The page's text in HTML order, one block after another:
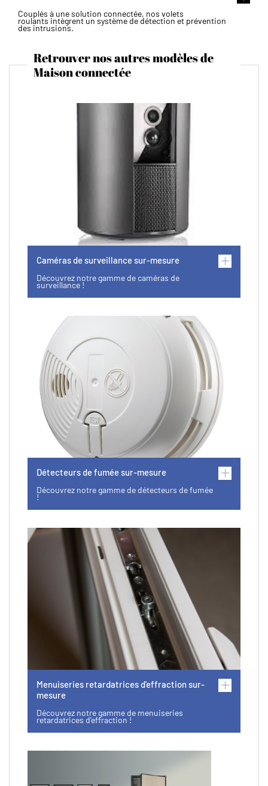
Couplés à une solution connectée, nos volets
roulants intègrent un système de détection et prévention
des intrusions.
Retrouver nos autres modèles de
Maison connectée
Caméras de surveillance sur-mesure
Découvrez notre gamme de caméras de
surveillance !
Détecteurs de fumée sur-mesure
Découvrez notre gamme de détecteurs de fumée
!
Menuiseries retardatrices d'effraction sur-
mesure
Découvrez notre gamme de menuiseries
retardatrices d'effraction !